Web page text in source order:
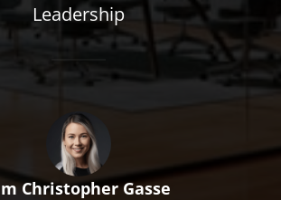
Leadership
Christopher Gasse